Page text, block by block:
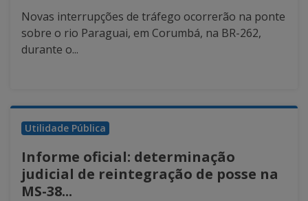
Novas interrupções de tráfego ocorrerão na ponte
sobre o rio Paraguai, em Corumbá, na BR-262,
durante o...
Utilidade Pública
Informe oficial: determinação
judicial de reintegração de posse na
MS-38...